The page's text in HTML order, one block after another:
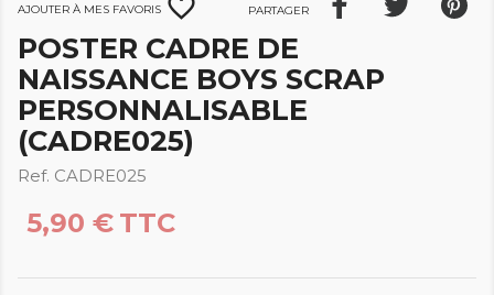
Ajouter à mes favoris favorite_border Partager
POSTER CADRE DE
NAISSANCE BOYS SCRAP
PERSONNALISABLE
(CADRE025)
Ref. CADRE025
5,90 € TTC